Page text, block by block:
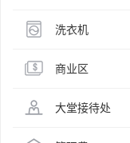
洗衣机
商业区
大堂接待处